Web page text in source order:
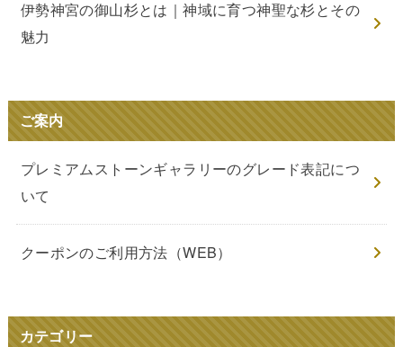
伊勢神宮の御山杉とは｜神域に育つ神聖な杉とその
魅力
ご案内
プレミアムストーンギャラリーのグレード表記につ
いて
クーポンのご利用方法（WEB）
カテゴリー